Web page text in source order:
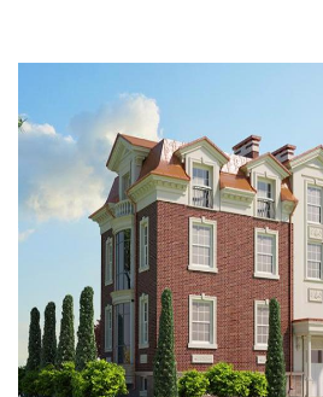
Смотреть проект